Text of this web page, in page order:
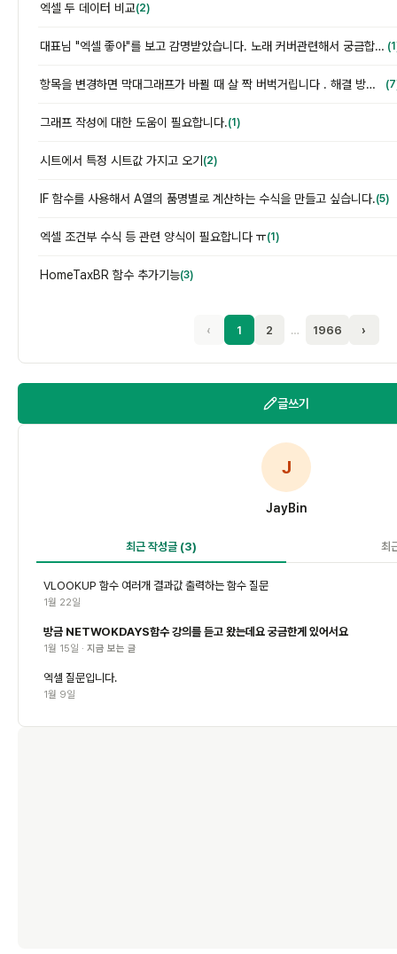
엑셀 두 데이터 비교(2)
대표님 "엑셀 좋아"를 보고 감명받았습니다. 노래 커버관련해서 궁금합니다.
항목을 변경하면 막대그래프가 바뀔 때 살 짝 버벅거립니다 . 해결 방법이 궁금합니다.
그래프 작성에 대한 도움이 필요합니다.(1)
시트에서 특정 시트값 가지고 오기 (2)
IF 함수를 사용해서 A열의 품명별로 계산하는 수식을 만들고 싶습니다.(5)
엑셀 조건부 수식 등 관련 양식이 필요합니다 ㅠ(1)
HomeTaxBR 함수 추가기능(3)
‹ 1 2 … 1966 ›
글쓰기
J
JayBin
최근 작성글 (3) 최
VLOOKUP 함수 여러개 결과값 출력하는 함수 질문
1월 22일
방금 NETWOKDAYS함수 강의를 듣고 왔는데요 궁금한게 있어서요
1월 15일 · 지금 보는 글
엑셀 질문입니다.
1월 9일